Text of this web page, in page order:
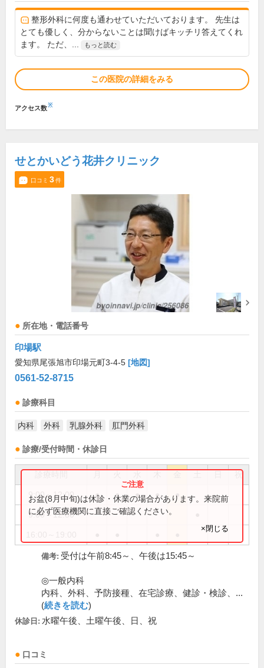
整形外科に何度も通わせていただいております。 先生は
とても優しく、分からないことは聞けばキッチリ答えてくれ
ます。 ただ、...
もっと読む
この医院の詳細をみる
アクセス数※
せとかいどう花井クリニック
口コミ 3件
所在地・電話番号
印場駅
愛知県尾張旭市印場元町3-4-5 [地図]
0561-52-8715
診療科目
内科 外科 乳腺外科 肛門外科
診療/受付時間・休診日
祝
9:00～12:00 ● ● ● ● ●
9:00～12:30
お盆(8月中旬)は休診・休業の場合があります。来院前
に必ず医療機関に直接ご確認ください。
×閉じる
備考: 受付は午前8:45～、午後は15:45～
◎一般内科
内科、外科、予防接種、在宅診療、健診・検診、...
(続きを読む)
休診日: 水曜午後、土曜午後、日、祝
口コミ